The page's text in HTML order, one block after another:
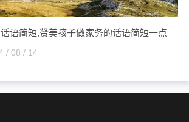
语简短,赞美孩子做家务的话语简短一点
/ 08 / 14